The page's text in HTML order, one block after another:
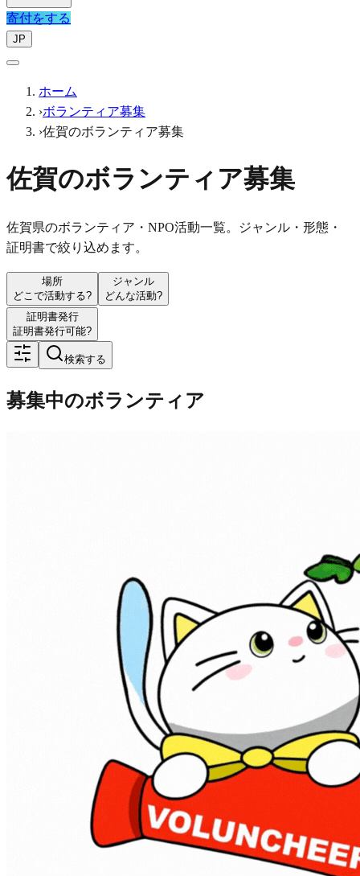
寄付をする
JP
ホーム
›ボランティア募集
›佐賀のボランティア募集
佐賀のボランティア募集
佐賀県のボランティア・NPO活動一覧。ジャンル・形態・
証明書で絞り込めます。
場所
どこで活動する?
ジャンル
どんな活動?
証明書発行
証明書発行可能?
検索する
募集中のボランティア